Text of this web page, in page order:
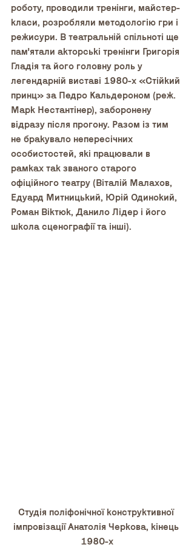
роботу, проводили тренінги, майстер-
класи, розробляли методологію гри і
режисури. В театральній спільноті ще
пам'ятали акторські тренінги Григорія
Гладія та його головну роль у
легендарній виставі 1980-х «Стійкий
принц» за Педро Кальдероном (реж.
Марк Нестантінер), заборонену
відразу після прогону. Разом із тим
не бракувало непересічних
особистостей, які працювали в
рамках так званого старого
офіційного театру (Віталій Малахов,
Едуард Митницький, Юрій Одинокий,
Роман Віктюк, Данило Лідер і його
школа сценографії та інші).
Студія поліфонічної конструктивної
імпровізації Анатолія Черкова, кінець
1980-х